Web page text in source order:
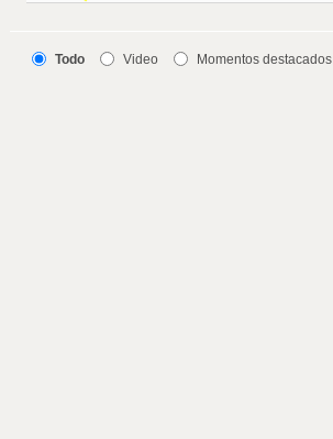
Todo Video
Momentos destacados